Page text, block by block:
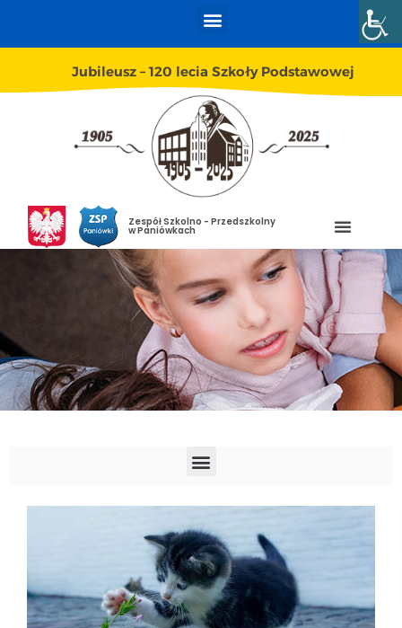
Jubileusz – 120 lecia Szkoły Podstawowej
Zespół Szkolno - Przedszkolny
w Paniówkach